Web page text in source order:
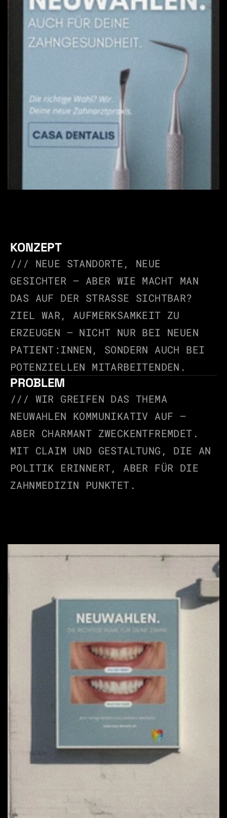
KONZEPT
/// NEUE STANDORTE, NEUE
GESICHTER – ABER WIE MACHT MAN
DAS AUF DER STRASSE SICHTBAR? Z
IEL WAR, AUFMERKSAMKEIT ZU E
RZEUGEN – NICHT NUR BEI NEUEN P
ATIENT:INNEN, SONDERN AUCH BEI P
OTENZIELLEN MITARBEITENDEN.
PROBLEM
/// WIR GREIFEN DAS THEMA
NEUWAHLEN KOMMUNIKATIV AUF –
ABER CHARMANT ZWECKENTFREMDET.
MIT CLAIM UND GESTALTUNG, DIE AN
POLITIK ERINNERT, ABER FÜR DIE
ZAHNMEDIZIN PUNKTET.